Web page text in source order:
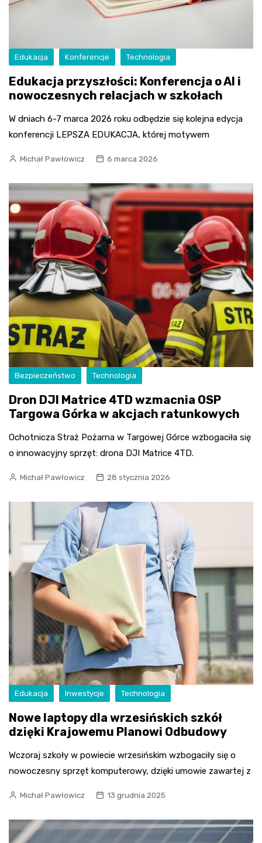
Edukacja Konferencje Technologia
Edukacja przyszłości: Konferencja o AI i
nowoczesnych relacjach w szkołach
W dniach 6-7 marca 2026 roku odbędzie się kolejna edycja
konferencji LEPSZA EDUKACJA, której motywem
Michał Pawłowicz 6 marca 2026
Bezpieczeństwo Technologia
Dron DJI Matrice 4TD wzmacnia OSP
Targowa Górka w akcjach ratunkowych
Ochotnicza Straż Pożarna w Targowej Górce wzbogaciła się
o innowacyjny sprzęt: drona DJI Matrice 4TD.
Michał Pawłowicz 28 stycznia 2026
Edukacja Inwestycje Technologia
Nowe laptopy dla wrzesińskich szkół
dzięki Krajowemu Planowi Odbudowy
Wczoraj szkoły w powiecie wrzesińskim wzbogaciły się o
nowoczesny sprzęt komputerowy, dzięki umowie zawartej z
Michał Pawłowicz 13 grudnia 2025